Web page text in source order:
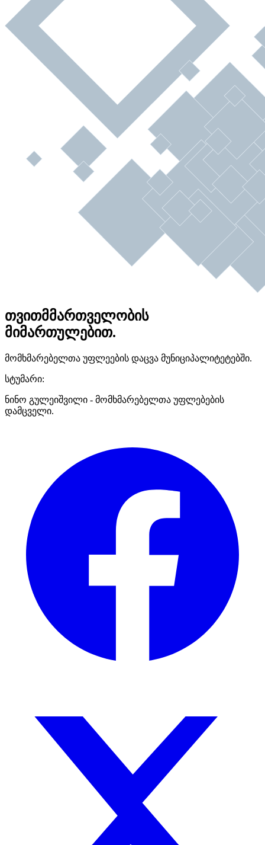
თვითმმართველობის
მიმართულებით.
მომხმარებელთა უფლეების დაცვა მუნიციპალიტეტებში.
სტუმარი:
ნინო გულეიშვილი - მომხმარებელთა უფლებების
დამცველი.